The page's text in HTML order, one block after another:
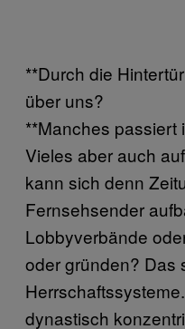
**Durch die
über uns?
**Manches passiert
Vieles aber auch
kann sich denn
Fernsehsender
Lobbyverbände
oder gründen? Das
dynastisch